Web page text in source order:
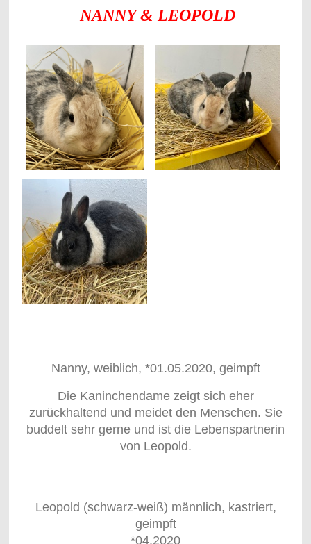
NANNY & LEOPOLD
Nanny, weiblich, *01.05.2020, geimpft
Die Kaninchendame zeigt sich eher
zurückhaltend und meidet den Menschen. Sie
buddelt sehr gerne und ist die Lebenspartnerin
von Leopold.
Leopold (schwarz-weiß) männlich, kastriert,
geimpft
*04.2020